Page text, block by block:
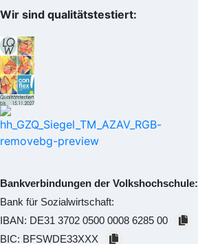
Wir sind qualitätstestiert:
Bankverbindungen der Volkshochschule:
Bank für Sozialwirtschaft:
IBAN: DE31 3702 0500 0008 6285 00
BIC: BFSWDE33XXX